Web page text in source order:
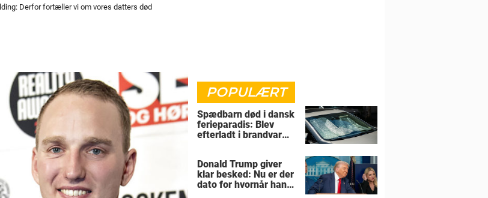
Derfor fortæller vi om vores datters død
POPULÆRT
Spædbarn død i dansk
ferieparadis: Blev
efterladt i brandvarm
Donald Trump giver
klar besked: Nu er der
dato for hvornår han